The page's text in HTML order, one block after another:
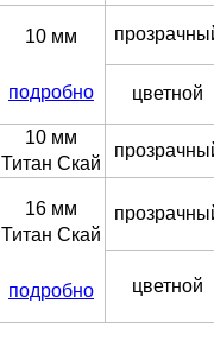
10 мм
подробно цветной
10 мм
Титан Скай
16 мм
Титан Скай
подробно цветной